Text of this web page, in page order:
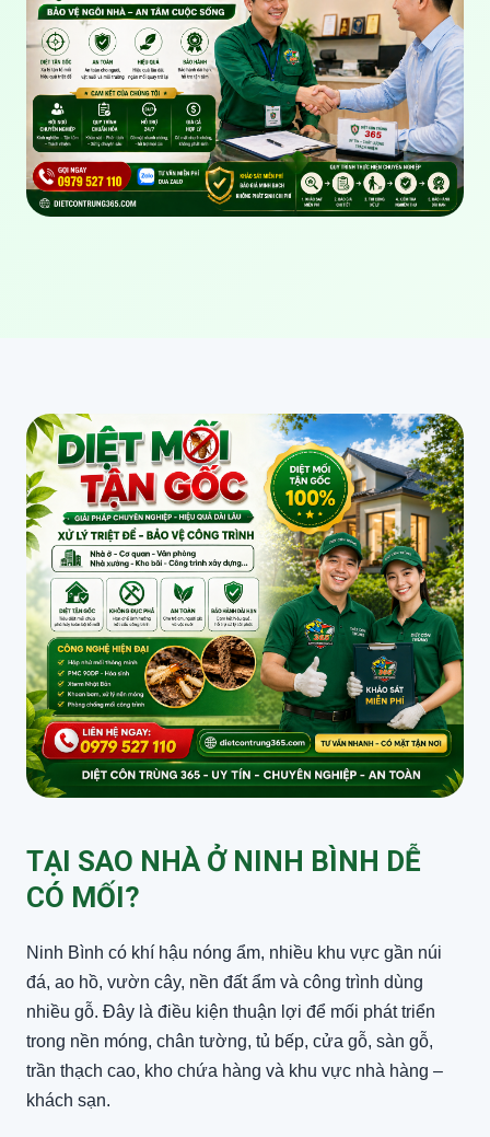
TẠI SAO NHÀ Ở NINH BÌNH DỄ
CÓ MỐI?
Ninh Bình có khí hậu nóng ẩm, nhiều khu vực gần núi
đá, ao hồ, vườn cây, nền đất ẩm và công trình dùng
nhiều gỗ. Đây là điều kiện thuận lợi để mối phát triển
trong nền móng, chân tường, tủ bếp, cửa gỗ, sàn gỗ,
trần thạch cao, kho chứa hàng và khu vực nhà hàng –
khách sạn.